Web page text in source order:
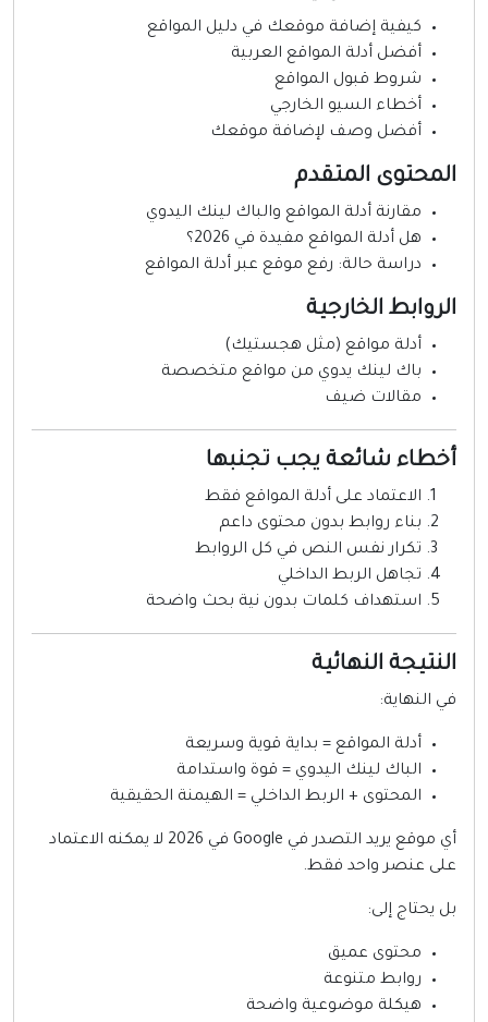
كيفية إضافة موقعك في دليل المواقع
أفضل أدلة المواقع العربية
شروط قبول المواقع
أخطاء السيو الخارجي
أفضل وصف لإضافة موقعك
المتقدم
مقارنة أدلة المواقع والباك لينك اليدوي
هل أدلة المواقع مفيدة في 2026؟
دراسة حالة: رفع موقع عبر أدلة المواقع
الخارجية
أدلة مواقع (مثل هجستيك)
باك لينك يدوي من مواقع متخصصة
مقالات ضيف
شائعة يجب تجنبها
الاعتماد على أدلة المواقع فقط
بناء روابط بدون محتوى داعم
تكرار نفس النص في كل الروابط
تجاهل الربط الداخلي
استهداف كلمات بدون نية بحث واضحة
النهائية
النهاية:
أدلة المواقع = بداية قوية وسريعة
الباك لينك اليدوي = قوة واستدامة
المحتوى + الربط الداخلي = الهيمنة الحقيقية
أي موقع يريد التصدر في Google في 2026 لا يمكنه الاعتماد
عنصر واحد فقط.
يحتاج إلى:
محتوى عميق
روابط متنوعة
هيكلة موضوعية واضحة